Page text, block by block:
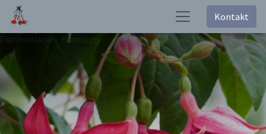
Kontakt
Freundeskreis Hamburg